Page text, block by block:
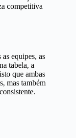
competitiva
equipes, as
tabela, a
que ambas
mas também